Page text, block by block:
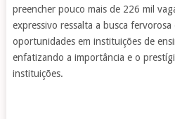
preencher pouco mais de 226 mil
expressivo ressalta a busca
oportunidades em instituições de
enfatizando a importância e o
instituições.